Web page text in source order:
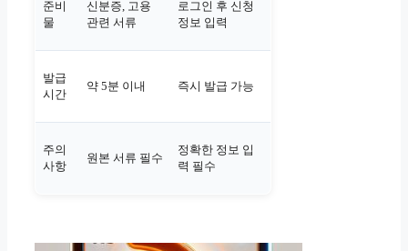
준비
물
신분증, 고용
관련 서류
로그인 후 신청
정보 입력
발급
시간
약 5분 이내 즉시 발급 가능
주의
사항
원본 서류 필수
정확한 정보 입
력 필수